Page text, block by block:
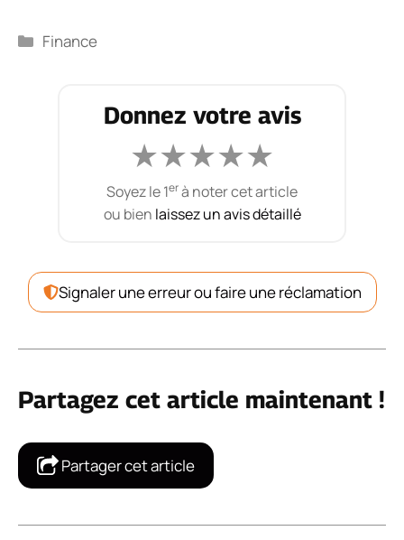
Catégories
Finance
Donnez votre avis
★★★★★
Soyez le 1erà noter cet article
ou bien laissez un avis détaillé
Signaler une erreur ou faire une réclamation
Partagez cet article maintenant !
Partager cet article